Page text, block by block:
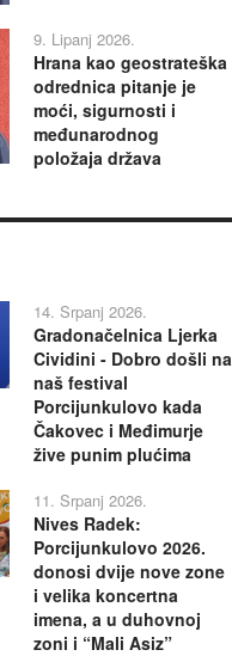
9. Lipanj 2026.
Hrana kao geostrateška
odrednica pitanje je
moći, sigurnosti i
međunarodnog
položaja država
14. Srpanj 2026.
Gradonačelnica Ljerka
Cividini - Dobro došli na
naš festival
Porcijunkulovo kada
Čakovec i Međimurje
žive punim plućima
11. Srpanj 2026.
Nives Radek:
Porcijunkulovo 2026.
donosi dvije nove zone
i velika koncertna
imena, a u duhovnoj
zoni i “Mali Asiz”